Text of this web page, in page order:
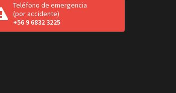
Teléfono de emergencia
(por accidente)
+56 9 6832 3225